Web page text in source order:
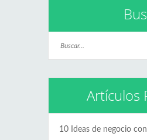
Artículos
10 Ideas de negocio